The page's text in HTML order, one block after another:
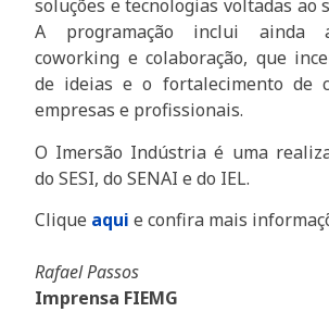
soluções e tecnologias voltadas ao
A programação inclui ainda
coworking e colaboração, que
de ideias e o fortalecimento de
empresas e profissionais.
O Imersão Indústria é uma
do SESI, do SENAI e do IEL.
Clique aqui e confira mais
Rafael Passos
Imprensa FIEMG